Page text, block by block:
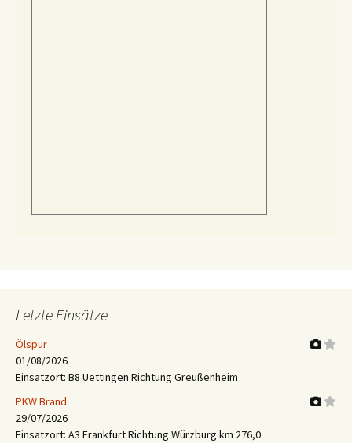
Letzte Einsätze
Ölspur
01/08/2026
Einsatzort: B8 Uettingen Richtung Greußenheim
PKW Brand
29/07/2026
Einsatzort: A3 Frankfurt Richtung Würzburg km 276,0